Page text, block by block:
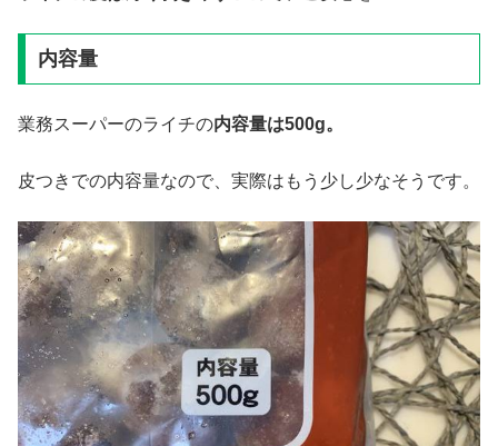
内容量
業務スーパーのライチの内容量は500g。
皮つきでの内容量なので、実際はもう少し少なそうです。